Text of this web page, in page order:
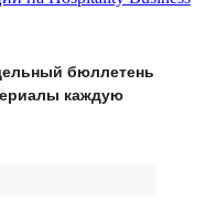
бюллетень
каждую